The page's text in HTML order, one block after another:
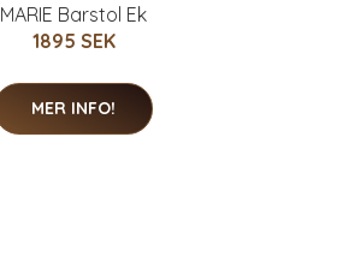
MARIE Barstol Ek
1895 SEK
MER INFO!